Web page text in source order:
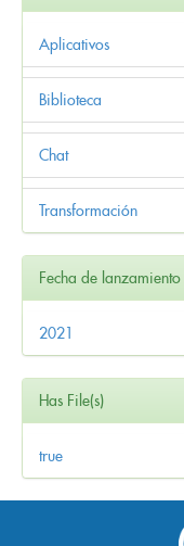
Aplicativos
Biblioteca
Chat
Transformación
Fecha de lanzamiento
2021
Has File(s)
true